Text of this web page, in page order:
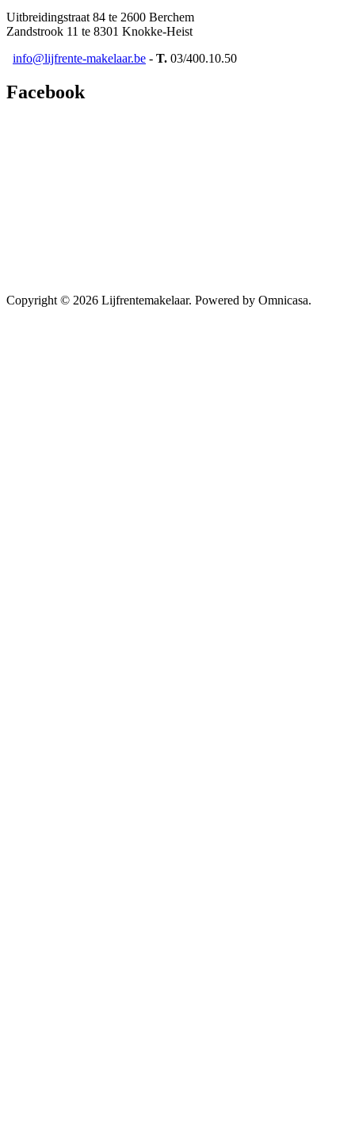
Uitbreidingstraat 84 te 2600 Berchem
Zandstrook 11 te 8301 Knokke-Heist
info@lijfrente-makelaar.be - T. 03/400.10.50
Facebook
Copyright © 2026 Lijfrentemakelaar. Powered by Omnicasa.